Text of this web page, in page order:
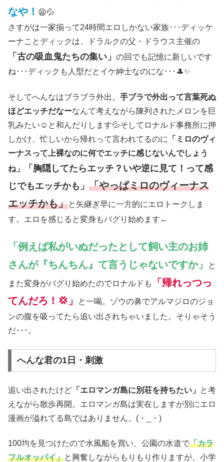
なや！ 😫💦
さすがは一家揃って24時間エロしかない家族･･･ディッケ
ーナことディックは、ドラルクの父・ドラウス主催の
「古の吸血鬼たちの集い」 の回でも記憶に新しいです
ね･･･ディックも人型だとイケ紳士なのにな･･･🎩✨
そしてへんなはブラブラ外出。 手ブラで外出って言葉死ぬ
ほどエッチだなーなんて考えながら陳列されたメロンを巨
乳みたい☺と和んだりします💦そしてロナルド事務所に押
しかけ、忙しいから帰れって言われてるのに
「ミロのヴィ
ーナスって上裸なのに何でエッチに感じないんでしょう
ね」
「胸隠してたらエッチ？いや逆に見て！って感
じでもエッチかも」 「やっぱミロのヴィーナス
エッチかも」と矢継ぎ早に一方的にエロトークしま
す。エロを感じると変身もバグり始めます←
「例えば私がいぬだったとして飼い主のお姉
さんが『ちんちん』て言うじゃないですか」
と
また変身がバグり始めたのでロナルドも
「帰れっつっ
てんだろ！💢」
と一喝。ゾウの鼻でアルマジロのジョ
ンの腹を吸ってたら追い出されちゃいました。そりゃそう
だ･･･。
へんな君の1日・刺激
追い出されたけど 「エロマンガ島に別荘を持ちたい」
と考
えながら散歩再開。エロマンガ島は実在しますが別にエロ
漫画が溢れてる島ではありません。(・_・)
100均を見つけたので水風船を買い、公園の水道で「カラ
フルオッパイ」と興奮しながらもりもり作りますが、小学